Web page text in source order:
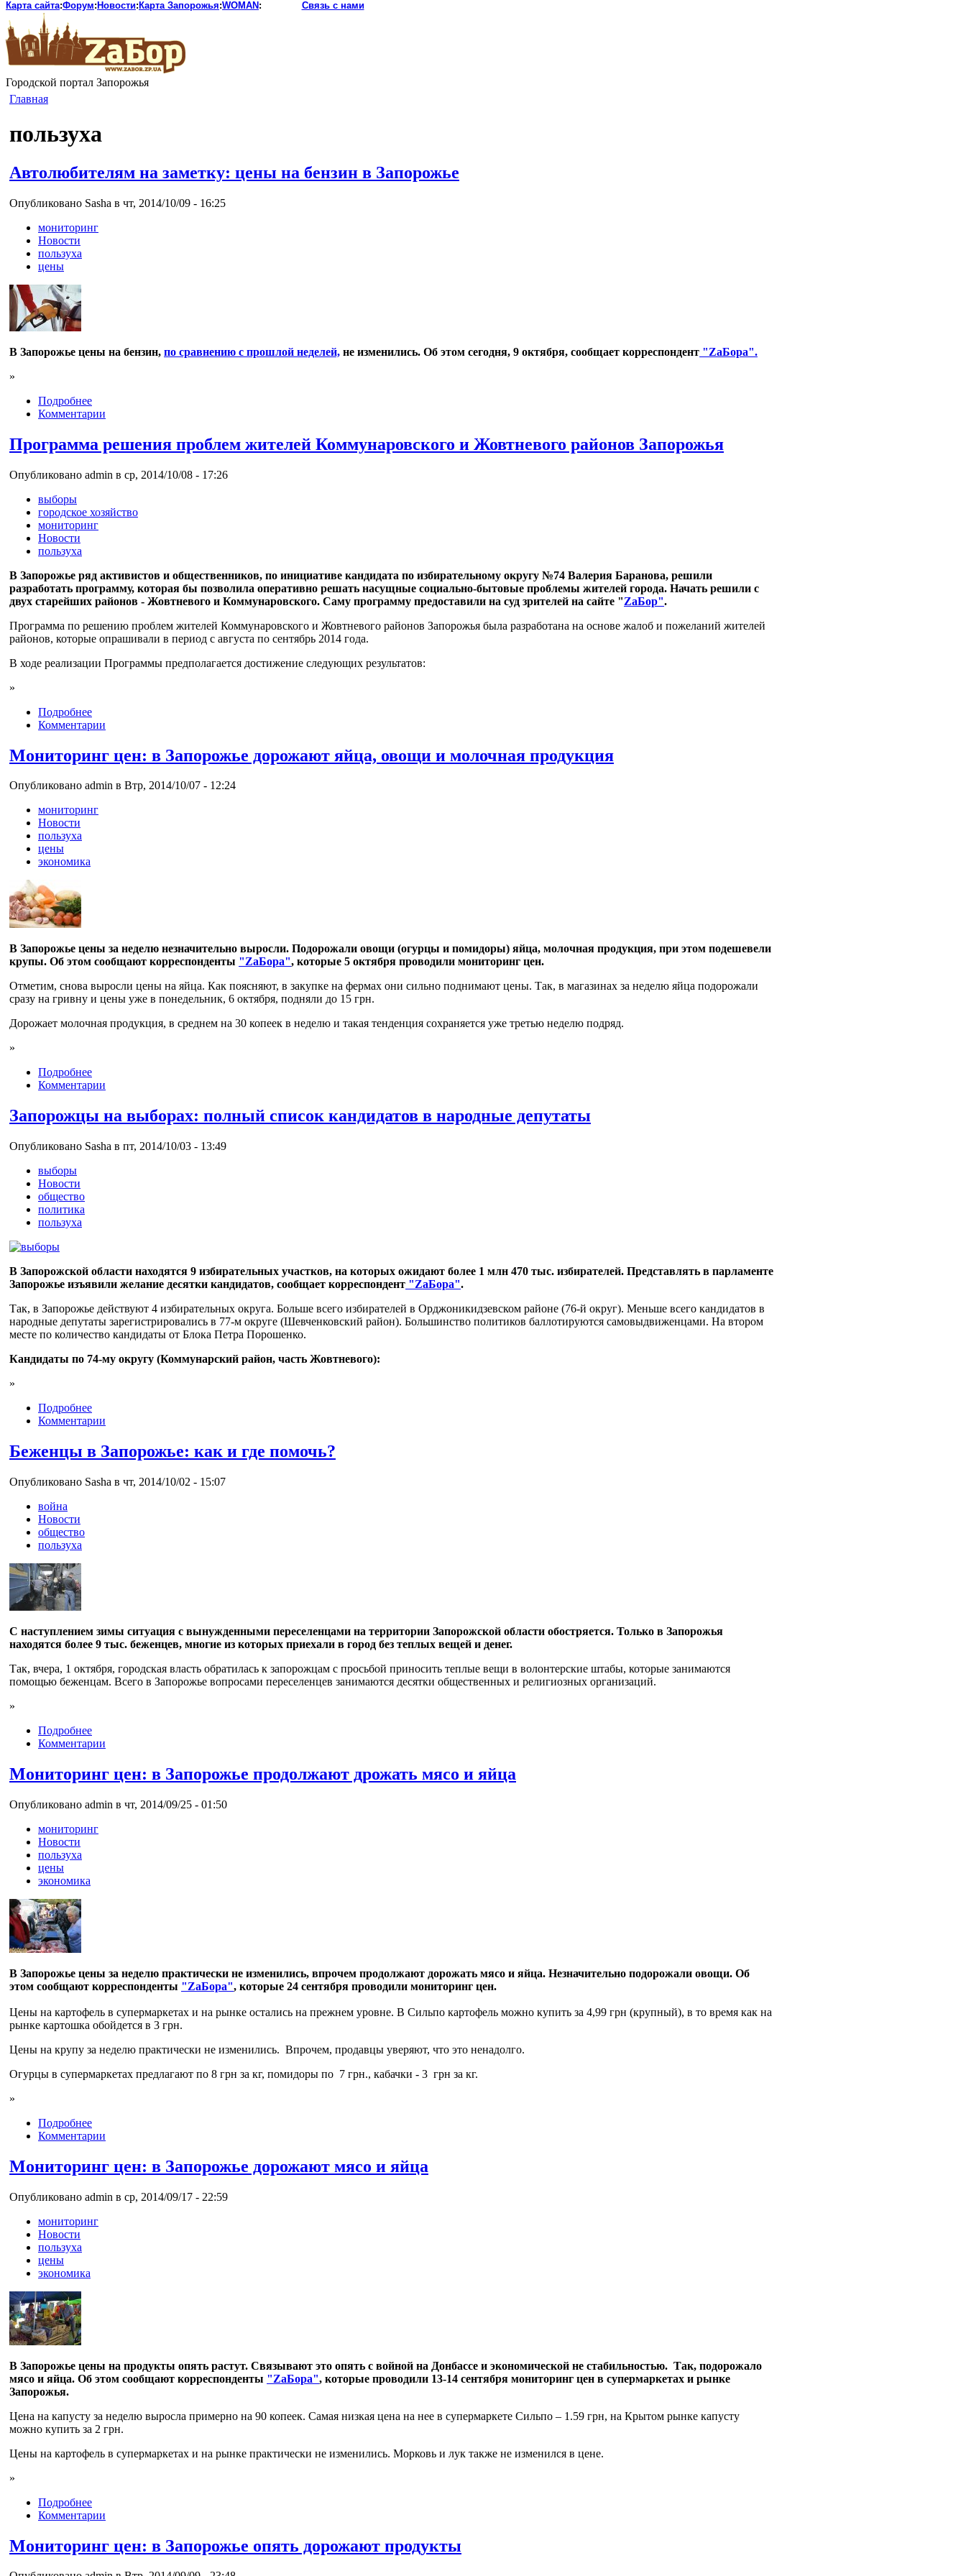
Карта сайта:Форум: Новости: Карта Запорожья:WOMAN : Связь с нами
Городской портал Запорожья
Главная
пользуха
Автолюбителям на заметку: цены на бензин в Запорожье
Опубликовано Sasha в чт, 2014/10/09 - 16:25
мониторинг
Новости
пользуха
цены
В Запорожье цены на бензин, по сравнению с прошлой неделей, не изменились. Об этом сегодня, 9 октября, сообщает корреспондент "ZaБора".
»
Подробнее
Комментарии
Программа решения проблем жителей Коммунаровского и Жовтневого районов Запорожья
Опубликовано admin в ср, 2014/10/08 - 17:26
выборы
городское хозяйство
мониторинг
Новости
пользуха
В Запорожье ряд активистов и общественников, по инициативе кандидата по избирательному округу №74 Валерия Баранова, решили
разработать программу, которая бы позволила оперативно решать насущные социально-бытовые проблемы жителей города. Начать решили с
двух старейших районов - Жовтневого и Коммунаровского. Саму программу предоставили на суд зрителей на сайте "ZаБор".
Программа по решению проблем жителей Коммунаровского и Жовтневого районов Запорожья была разработана на основе жалоб и пожеланий жителей
районов, которые опрашивали в период с августа по сентябрь 2014 года.
В ходе реализации Программы предполагается достижение следующих результатов:
»
Подробнее
Комментарии
Мониторинг цен: в Запорожье дорожают яйца, овощи и молочная продукция
Опубликовано admin в Втр, 2014/10/07 - 12:24
мониторинг
Новости
пользуха
цены
экономика
В Запорожье цены за неделю незначительно выросли. Подорожали овощи (огурцы и помидоры) яйца, молочная продукция, при этом подешевели
крупы. Об этом сообщают корреспонденты "ZaБора", которые 5 октября проводили мониторинг цен.
Отметим, снова выросли цены на яйца. Как поясняют, в закупке на фермах они сильно поднимают цены. Так, в магазинах за неделю яйца подорожали
сразу на гривну и цены уже в понедельник, 6 октября, подняли до 15 грн.
Дорожает молочная продукция, в среднем на 30 копеек в неделю и такая тенденция сохраняется уже третью неделю подряд.
»
Подробнее
Комментарии
Запорожцы на выборах: полный список кандидатов в народные депутаты
Опубликовано Sasha в пт, 2014/10/03 - 13:49
выборы
Новости
общество
политика
пользуха
В Запорожской области находятся 9 избирательных участков, на которых ожидают более 1 млн 470 тыс. избирателей. Представлять в парламенте
Запорожье изъявили желание десятки кандидатов, сообщает корреспондент "ZаБора".
Так, в Запорожье действуют 4 избирательных округа. Больше всего избирателей в Орджоникидзевском районе (76-й округ). Меньше всего кандидатов в
народные депутаты зарегистрировались в 77-м округе (Шевченковский район). Большинство политиков баллотируются самовыдвиженцами. На втором
месте по количество кандидаты от Блока Петра Порошенко.
Кандидаты по 74-му округу (Коммунарский район, часть Жовтневого):
»
Подробнее
Комментарии
Беженцы в Запорожье: как и где помочь?
Опубликовано Sasha в чт, 2014/10/02 - 15:07
война
Новости
общество
пользуха
С наступлением зимы ситуация с вынужденными переселенцами на территории Запорожской области обостряется. Только в Запорожья
находятся более 9 тыс. беженцев, многие из которых приехали в город без теплых вещей и денег.
Так, вчера, 1 октября, городская власть обратилась к запорожцам с просьбой приносить теплые вещи в волонтерские штабы, которые занимаются
помощью беженцам. Всего в Запорожье вопросами переселенцев занимаются десятки общественных и религиозных организаций.
»
Подробнее
Комментарии
Мониторинг цен: в Запорожье продолжают дрожать мясо и яйца
Опубликовано admin в чт, 2014/09/25 - 01:50
мониторинг
Новости
пользуха
цены
экономика
В Запорожье цены за неделю практически не изменились, впрочем продолжают дорожать мясо и яйца. Незначительно подорожали овощи. Об
этом сообщают корреспонденты "ZaБора", которые 24 сентября проводили мониторинг цен.
Цены на картофель в супермаркетах и на рынке остались на прежнем уровне. В Сильпо картофель можно купить за 4,99 грн (крупный), в то время как на
рынке картошка обойдется в 3 грн.
Цены на крупу за неделю практически не изменились. Впрочем, продавцы уверяют, что это ненадолго.
Огурцы в супермаркетах предлагают по 8 грн за кг, помидоры по 7 грн., кабачки - 3 грн за кг.
»
Подробнее
Комментарии
Мониторинг цен: в Запорожье дорожают мясо и яйца
Опубликовано admin в ср, 2014/09/17 - 22:59
мониторинг
Новости
пользуха
цены
экономика
В Запорожье цены на продукты опять растут. Связывают это опять с войной на Донбассе и экономической не стабильностью. Так, подорожало
мясо и яйца. Об этом сообщают корреспонденты "ZaБора", которые проводили 13-14 сентября мониторинг цен в супермаркетах и рынке
Запорожья.
Цена на капусту за неделю выросла примерно на 90 копеек. Самая низкая цена на нее в супермаркете Сильпо – 1.59 грн, на Крытом рынке капусту
можно купить за 2 грн.
Цены на картофель в супермаркетах и на рынке практически не изменились. Морковь и лук также не изменился в цене.
»
Подробнее
Комментарии
Мониторинг цен: в Запорожье опять дорожают продукты